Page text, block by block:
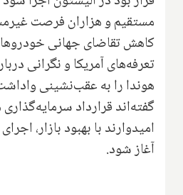
مستقیم و هزاران فرصت
کاهش تقاضای جهانی
تعرفه‌های آمریکا و نگرانی
هوندا را به عقب‌نشینی
گفته‌اند قرارداد
امیدوارند با بهبود بازار،
آغاز شود.